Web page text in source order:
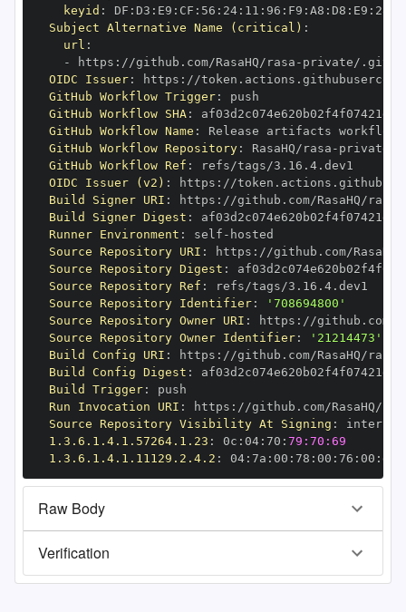
keyid : DF : D3 : E9 : CF : 56 : 24: 11 : 96 : F9 : A8 : D8 : E9 : 28
Subject Alternative Name (critical) :
url :
-
https : //github.com/RasaHQ/rasa - private/
OIDC Issuer: https :
GitHub Workflow Trigger:
GitHub Workflow SHA:
GitHub Workflow Name :
GitHub Workflow Repository: RasaHQ/rasa -
GitHub Workflow Ref :
OIDC Issuer (v2) : https :
Build Signer URI : https : //github.com/RasaHQ/rasa
Build Signer Digest :
Runner Environment : self -
Source Repository URI : https : //github.com/
Source Repository Digest :
Source Repository Ref :
Source Repository Identifier:
'708694800'
Source Repository Owner URI : https :
Source Repository Owner Identifier:
'21214473'
Build Config URI : https : //github.com/RasaHQ/rasa
Build Config Digest :
Build Trigger:
Run Invocation URI : https : //github.com/RasaHQ/
Source Repository Visibility At Signing :
1.3.6.1.4.1.57264.1.23 : 0c : 04: 70 : 79:70:69
1.3.6.1.4.1.11129.2.4.2 : 04: 7a : 00 : 78 : 00 : 76 : 00 : dd
Raw Body
Verification